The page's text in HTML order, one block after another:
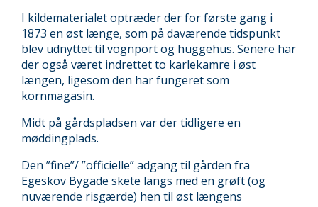
I kildematerialet optræder der for første gang i
1873 en øst længe, som på daværende tidspunkt
blev udnyttet til vognport og huggehus. Senere har
der også været indrettet to karlekamre i øst
længen, ligesom den har fungeret som
kornmagasin.
Midt på gårdspladsen var der tidligere en
møddingplads.
Den ”fine”/ ”officielle” adgang til gården fra
Egeskov Bygade skete langs med en grøft (og
nuværende risgærde) hen til øst længens